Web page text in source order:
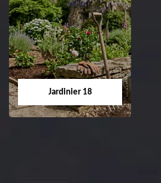
Dessouchage arbre
et haie 18
Entreprise dessouchage
arbre et haie 18 Cher
Jardinier 18